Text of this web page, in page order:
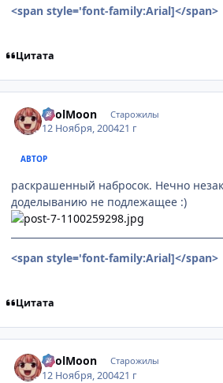
<span style='font-family:Arial]</span>
Цитата
FoolMoon Старожилы
12 Ноября, 200421 г
АВТОР
раскрашенный набросок. Нечно
доделыванию не подлежащее :)
<span style='font-family:Arial]</span>
Цитата
FoolMoon Старожилы
12 Ноября, 200421 г